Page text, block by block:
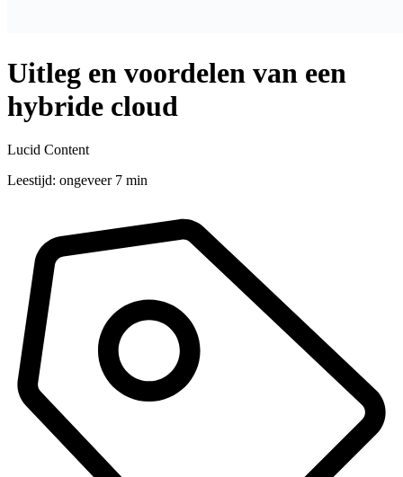
Uitleg en voordelen van een
hybride cloud
Lucid Content
Leestijd: ongeveer 7 min